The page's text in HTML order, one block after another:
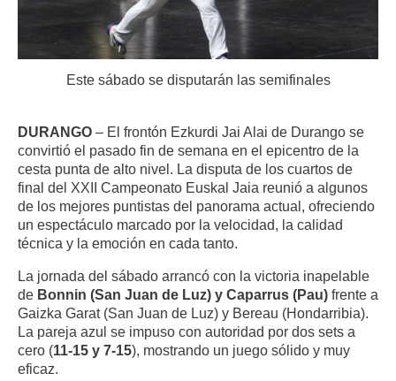
Este sábado se disputarán las semifinales
DURANGO – El frontón Ezkurdi Jai Alai de Durango se
convirtió el pasado fin de semana en el epicentro de la
cesta punta de alto nivel. La disputa de los cuartos de
final del XXII Campeonato Euskal Jaia reunió a algunos
de los mejores puntistas del panorama actual, ofreciendo
un espectáculo marcado por la velocidad, la calidad
técnica y la emoción en cada tanto.
La jornada del sábado arrancó con la victoria inapelable
de Bonnin (San Juan de Luz) y Caparrus (Pau) frente a
Gaizka Garat (San Juan de Luz) y Bereau (Hondarribia).
La pareja azul se impuso con autoridad por dos sets a
cero (11-15 y 7-15), mostrando un juego sólido y muy
eficaz.